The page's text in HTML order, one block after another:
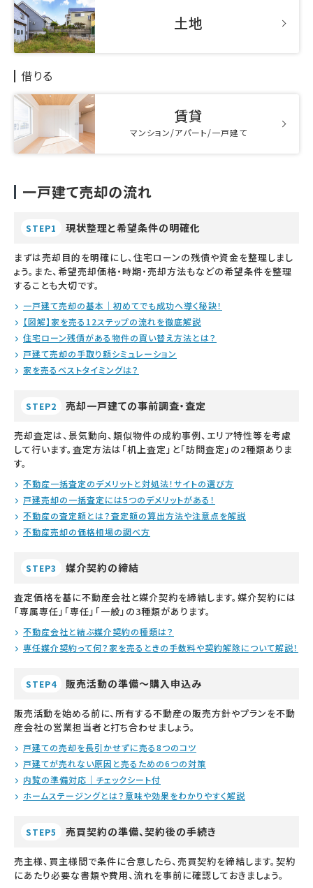
土地
借りる
賃貸
マンション/アパート/一戸建て
一戸建て売却の流れ
STEP1 現状整理と希望条件の明確化
まずは売却目的を明確にし、住宅ローンの残債や資金を整理しまし
ょう。また、希望売却価格・時期・売却方法もなどの希望条件を整理
することも大切です。
一戸建て売却の基本｜初めてでも成功へ導く秘訣！
【図解】家を売る12ステップの流れを徹底解説
住宅ローン残債がある物件の買い替え方法とは？
戸建て売却の手取り額シミュレーション
家を売るベストタイミングは？
STEP2 売却一戸建ての事前調査・査定
売却査定は、景気動向、類似物件の成約事例、エリア特性等を考慮
して行います。査定方法は「机上査定」と「訪問査定」の2種類ありま
す。
不動産一括査定のデメリットと対処法！サイトの選び方
戸建売却の一括査定には5つのデメリットがある！
不動産の査定額とは？査定額の算出方法や注意点を解説
不動産売却の価格相場の調べ方
STEP3 媒介契約の締結
査定価格を基に不動産会社と媒介契約を締結します。媒介契約には
「専属専任」「専任」「一般」の3種類があります。
不動産会社と結ぶ媒介契約の種類は？
専任媒介契約って何？家を売るときの手数料や契約解除について解説！
STEP4 販売活動の準備～購入申込み
販売活動を始める前に、所有する不動産の販売方針やプランを不動
産会社の営業担当者と打ち合わせましょう。
戸建ての売却を長引かせずに売る8つのコツ
戸建てが売れない原因と売るための6つの対策
内覧の準備対応｜チェックシート付
ホームステージングとは？意味や効果をわかりやすく解説
STEP5 売買契約の準備、契約後の手続き
売主様、買主様間で条件に合意したら、売買契約を締結します。契約
にあたり必要な書類や費用、流れを事前に確認しておきましょう。